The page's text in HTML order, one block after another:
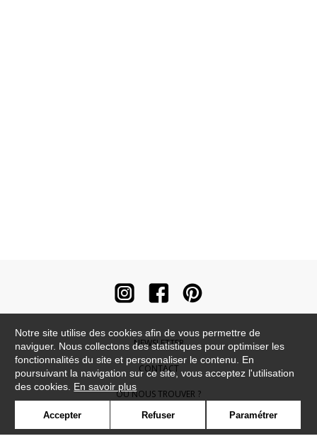
NEWSLETTER
CONTACT
OÙ NOUS TROUVER ?
CONTRACT
Notre site utilise des cookies afin de vous permettre de
naviguer. Nous collectons des statistiques pour optimiser les
fonctionnalités du site et personnaliser le contenu. En
poursuivant la navigation sur ce site, vous acceptez l'utilisation
des cookies. En savoir plus
Accepter Refuser Paramétrer